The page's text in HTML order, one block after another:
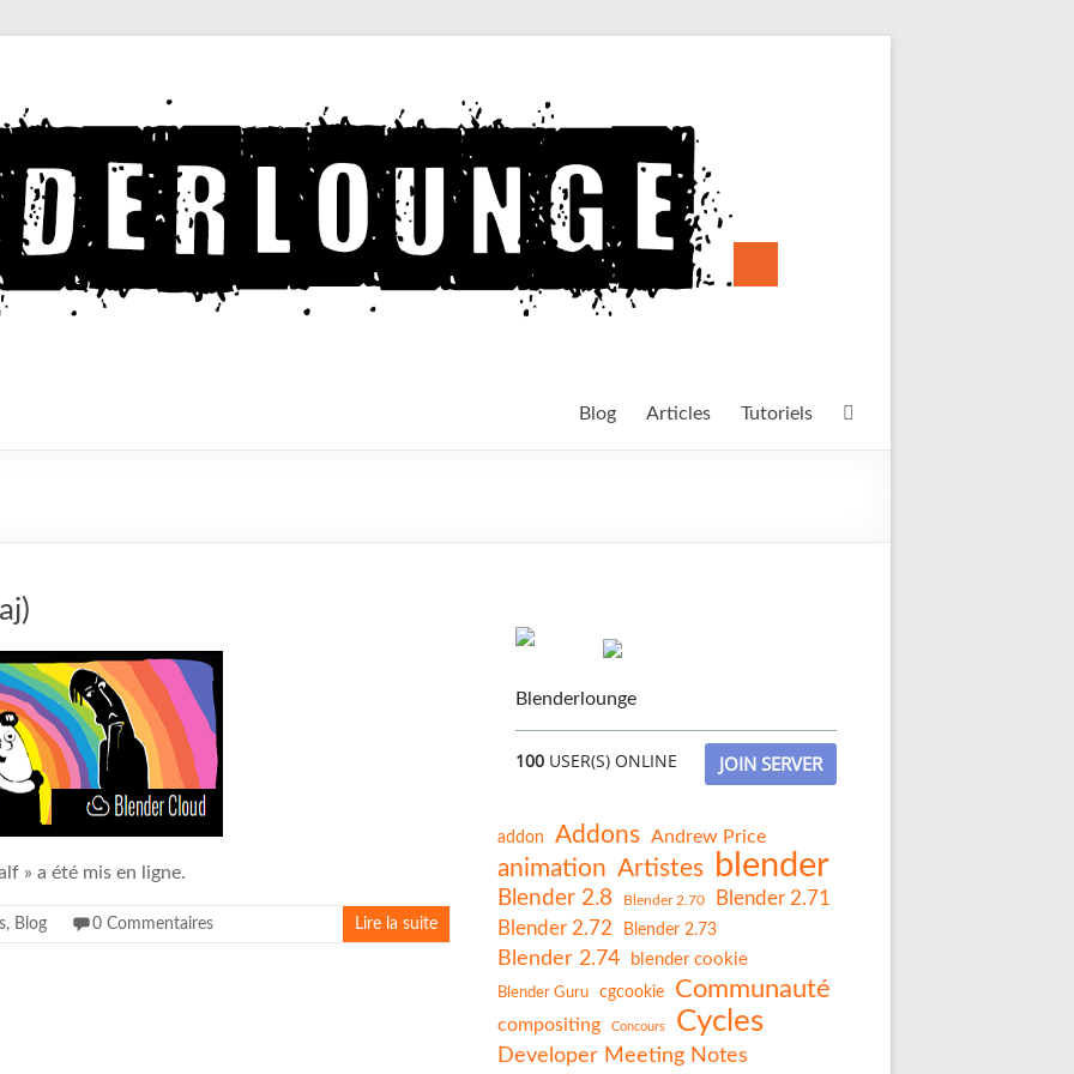
Blog Articles Tutoriels
» a été mis en ligne.
, Blog 0 Commentaires Lire la suite
Blenderlounge
100USER(S) ONLINE JOIN SERVER
addon Addons Andrew Price
animation Artistes blender
Blender 2.8 Blender 2.70
Blender 2.71
Blender 2.72
Blender 2.73
Blender 2.74 blender cookie
Blender Guru cgcookie Communauté
compositing Concours Cycles
Developer Meeting Notes